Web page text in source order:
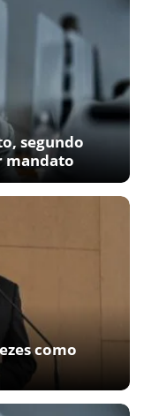
segundo
mandato
como